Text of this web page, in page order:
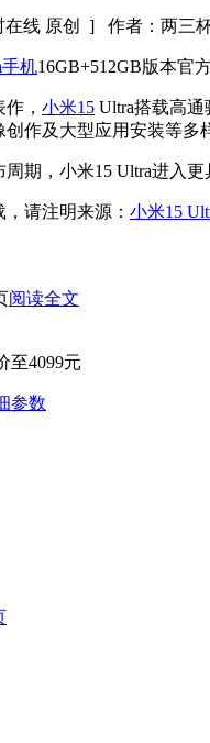
在线 原创 ] 作者：两三
手机16GB+512GB版本官
， 小米15 Ultra搭载高
作及大型应用安装等多
期，小米15 Ultra进入
请注明来源： 小米15
阅读全文
至4099元
参数